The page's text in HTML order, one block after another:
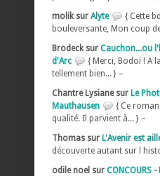
molik sur Alyte
{ Cette
bouleversante, Mon coup
Brodeck sur Cauchon...ou
d'Arc
{ Merci, Bodoï ! A
tellement bien... } –
Chantre Lysiane sur Le
Mauthausen
{ Ce
qualité. Il parvient à... } –
Thomas sur L'Avenir est
découverte autant sur l
odile noel sur CONCOURS